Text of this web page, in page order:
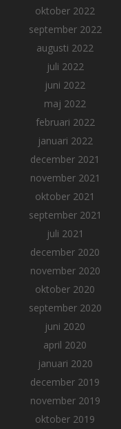
oktober 2022
september 2022
augusti 2022
juli 2022
juni 2022
maj 2022
februari 2022
januari 2022
december 2021
november 2021
oktober 2021
september 2021
juli 2021
december 2020
november 2020
oktober 2020
september 2020
juni 2020
april 2020
januari 2020
december 2019
november 2019
oktober 2019